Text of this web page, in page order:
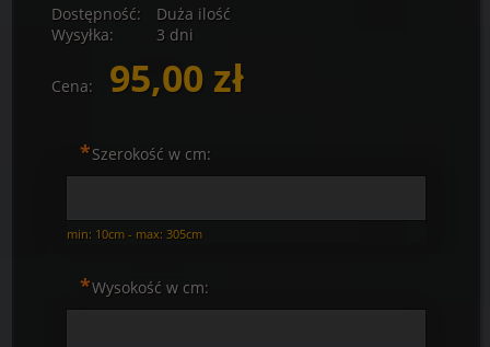
Dostępność:
Duża ilość
Wysyłka:
3 dni
Cena: 95,00 zł
*Szerokość w cm:
min: 10cm - max: 305cm
*Wysokość w cm: